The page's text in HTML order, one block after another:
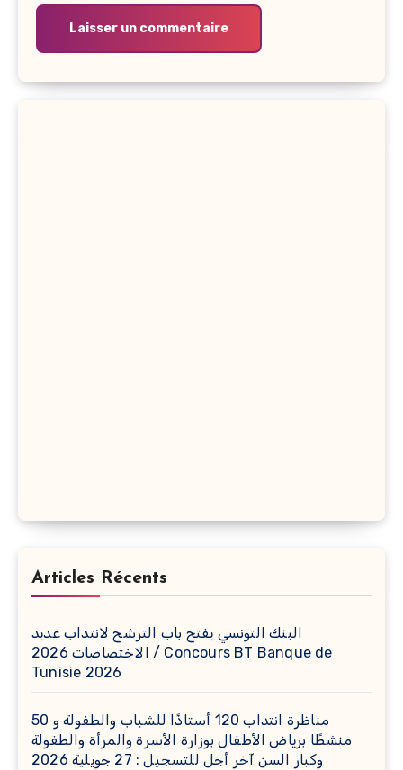
Articles Récents
البنك التونسي يفتح باب الترشح لانتداب عديد
الاختصاصات 2026 / Concours BT Banque de
Tunisie 2026
مناظرة انتداب 120 أستاذًا للشباب والطفولة و 50
منشطًا برياض الأطفال بوزارة الأسرة والمرأة والطفولة
وكبار السن آخر أجل للتسجيل : 27 جويلية 2026